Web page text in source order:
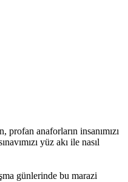
profan anaforların insanımızı
yüz akı ile nasıl
günlerinde bu marazi